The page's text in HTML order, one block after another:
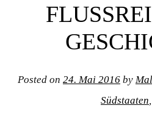
Posted on 24. Mai 2016 by
Südstaaten